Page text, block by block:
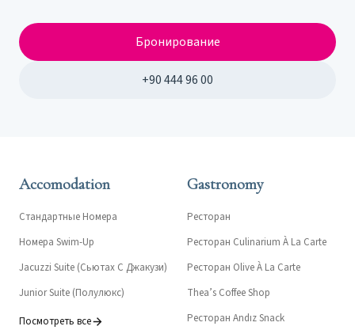
Бронирование
+90 444 96 00
Accomodation
Стандартные Номера
Номера Swim-Up
Jacuzzi Suite (Сьютах С Джакузи)
Junior Suite (Полулюкс)
Посмотреть все
Gastronomy
Ресторан
Ресторан Culinarium À La Carte
Ресторан Olive À La Carte
Thea’s Coffee Shop
Ресторан Andız Snack